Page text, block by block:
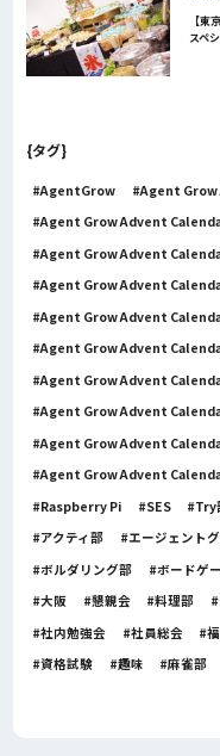
【東
スペ
{タグ}
AgentGrow
Agent Grow
Agent Grow Advent
Agent Grow Advent
Agent Grow Advent
Agent Grow Advent
Agent Grow Advent
Agent Grow Advent
Agent Grow Advent
Agent Grow Advent
Agent Grow Advent
Raspberry Pi
SES Try
アクティ部
エージェント
ボルダリング部
ボードゲ
大阪
懇親会 料理部
社内勉強会
社員総会
資格試験
趣味 麻雀部